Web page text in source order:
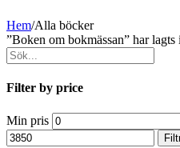
Hem/Alla böcker
”Boken om bokmässan” har
Filter by price
Min pris